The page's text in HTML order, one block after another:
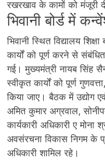
रखरखाव के कामों को मंजूरी
भिवानी बोर्ड में
भिवानी स्थित विद्यालय
कार्यों को पूर्ण करने से
गई। मुख्यमंत्री नायब सिंह
स्वीकृत कार्यों को पूर्ण
किया जाए। बैठक में उद्योग
अमित कुमार अग्रवाल,
कार्यकारी अधिकारी ए मोना
अवसंरचना विकास निगम के
अधिकारी शामिल रहे।